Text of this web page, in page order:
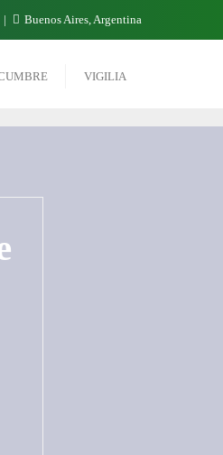
Buenos Aires, Argentina
VIGILIA